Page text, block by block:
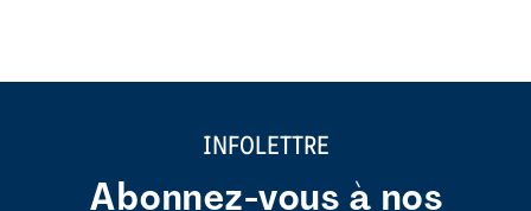
INFOLETTRE
Abonnez-vous à nos